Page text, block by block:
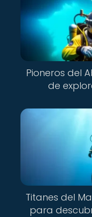
Pioneros del
de
Titanes del
para